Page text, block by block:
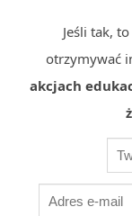
Jeśli tak,
otrzymywać
akcjach